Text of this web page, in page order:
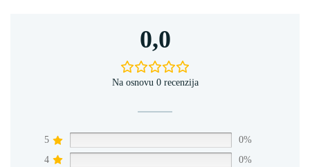
0,0
Na osnovu 0 recenzija
5
0%
4
0%